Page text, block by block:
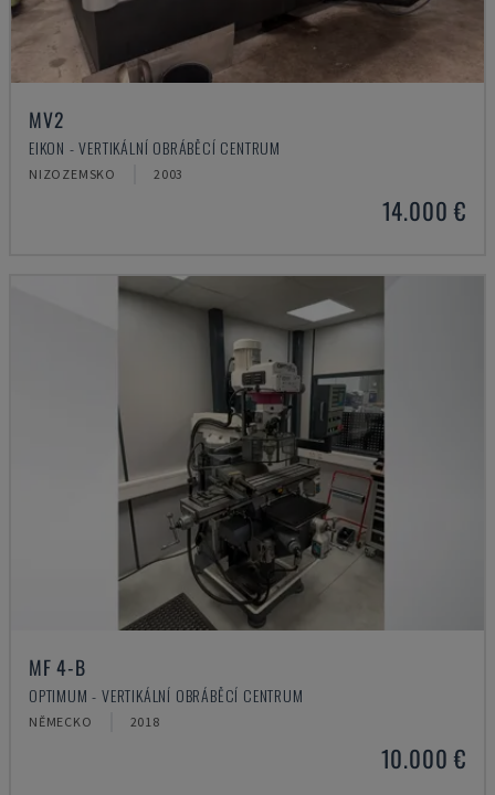
MV2
EIKON - VERTIKÁLNÍ OBRÁBĚCÍ CENTRUM
NIZOZEMSKO 2003
14.000 €
MF 4-B
OPTIMUM - VERTIKÁLNÍ OBRÁBĚCÍ CENTRUM
NĚMECKO 2018
10.000 €